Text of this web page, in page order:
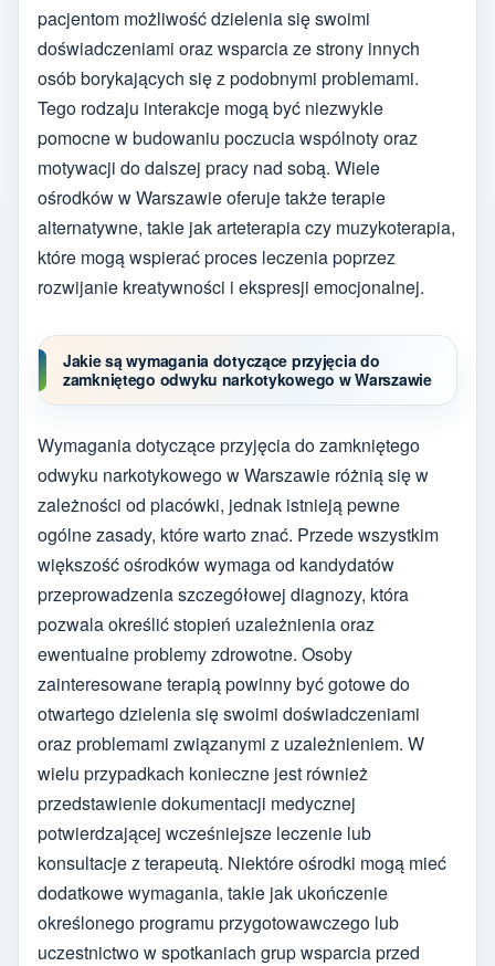
pacjentom możliwość dzielenia się swoimi
doświadczeniami oraz wsparcia ze strony innych
osób borykających się z podobnymi problemami.
Tego rodzaju interakcje mogą być niezwykle
pomocne w budowaniu poczucia wspólnoty oraz
motywacji do dalszej pracy nad sobą. Wiele
ośrodków w Warszawie oferuje także terapie
alternatywne, takie jak arteterapia czy muzykoterapia,
które mogą wspierać proces leczenia poprzez
rozwijanie kreatywności i ekspresji emocjonalnej.
Jakie są wymagania dotyczące przyjęcia do
zamkniętego odwyku narkotykowego w Warszawie
Wymagania dotyczące przyjęcia do zamkniętego
odwyku narkotykowego w Warszawie różnią się w
zależności od placówki, jednak istnieją pewne
ogólne zasady, które warto znać. Przede wszystkim
większość ośrodków wymaga od kandydatów
przeprowadzenia szczegółowej diagnozy, która
pozwala określić stopień uzależnienia oraz
ewentualne problemy zdrowotne. Osoby
zainteresowane terapią powinny być gotowe do
otwartego dzielenia się swoimi doświadczeniami
oraz problemami związanymi z uzależnieniem. W
wielu przypadkach konieczne jest również
przedstawienie dokumentacji medycznej
potwierdzającej wcześniejsze leczenie lub
konsultacje z terapeutą. Niektóre ośrodki mogą mieć
dodatkowe wymagania, takie jak ukończenie
określonego programu przygotowawczego lub
uczestnictwo w spotkaniach grup wsparcia przed